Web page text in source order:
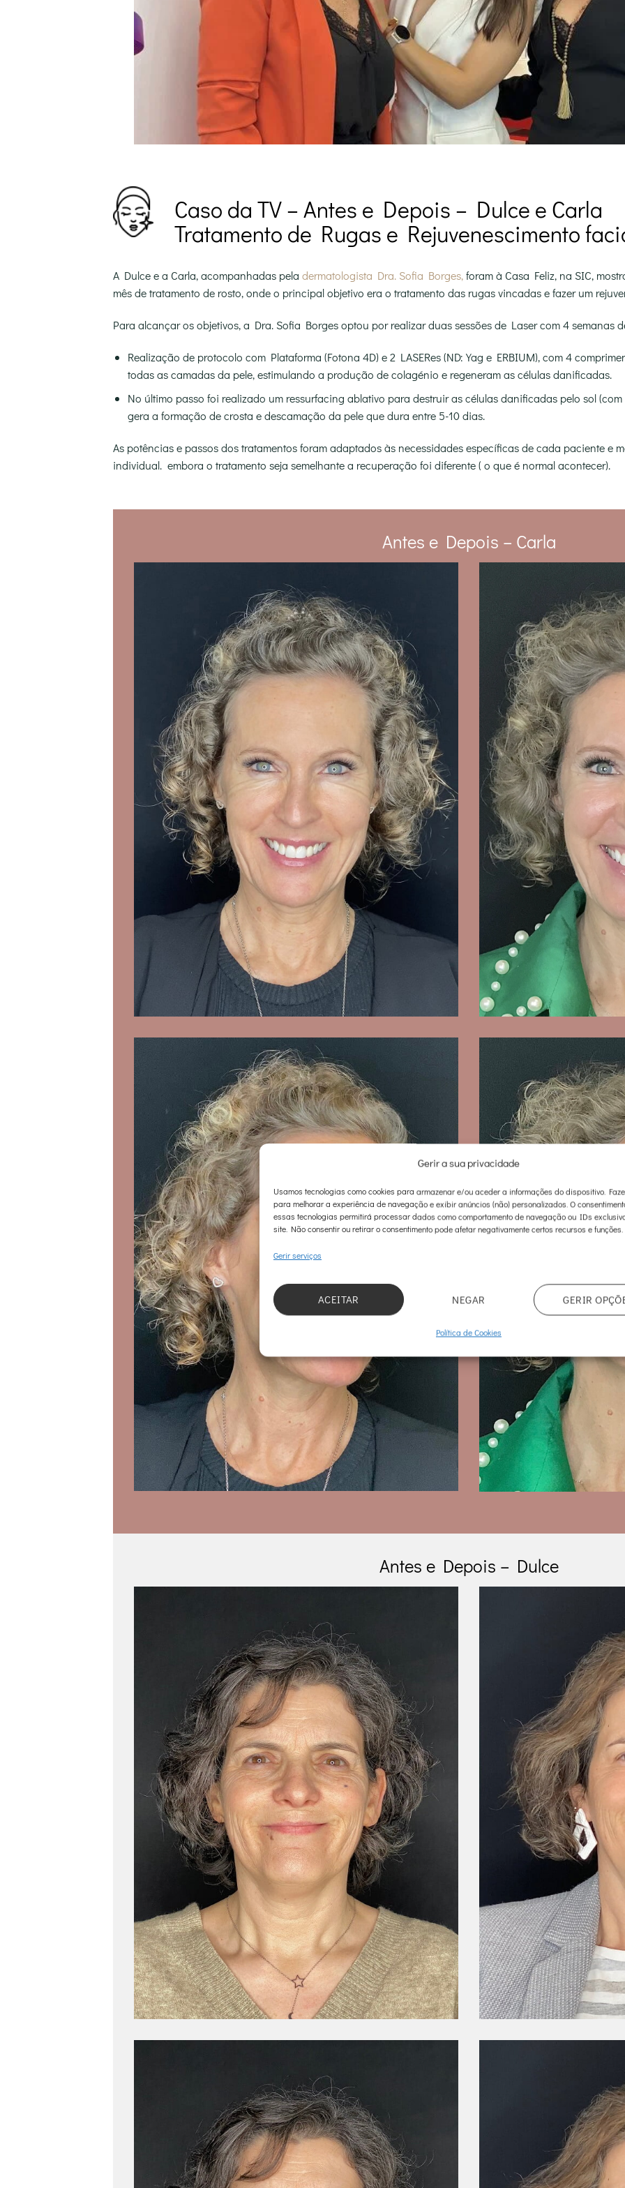
Gerir a sua privacidade
Usamos tecnologias como cookies para armazenar e/ou aceder a informações do dispositivo.
para melhorar a experiência de navegação e exibir anúncios (não) personalizados. O
essas tecnologias permitirá processar dados como comportamento de navegação ou IDs
site. Não consentir ou retirar o consentimento pode afetar negativamente certos recursos e funções.
Gerir serviços
ACEITAR NEGAR GERIR
Política de Cookies
Caso da TV – Antes e Depois – Dulce e Carla
Tratamento de Rugas e Rejuvenescimento
A Dulce e a Carla, acompanhadas pela dermatologista Dra. Sofia Borges,foram à Casa Feliz, na SIC,
mês de tratamento de rosto, onde o principal objetivo era o tratamento das rugas vincadas e fazer um
Para alcançar os objetivos, a Dra. Sofia Borges optou por realizar duas sessões de Laser com 4 semanas
Realização de protocolo com Plataforma (Fotona 4D) e 2 LASERes (ND:Yag e ERBIUM), com 4
todas as camadas da pele, estimulando a produção de colagénio e regeneram as células danificadas.
No último passo foi realizado um ressurfacing ablativo para destruir as células danificadas pelo sol
gera a formação de crosta e descamação da pele que dura entre 5-10 dias.
As potências e passos dos tratamentos foram adaptados às necessidades específicas de cada paciente e
individual. embora o tratamento seja semelhante a recuperação foi diferente ( o que é normal acontecer).
Antes e Depois – Carla
Antes e Depois – Dulce